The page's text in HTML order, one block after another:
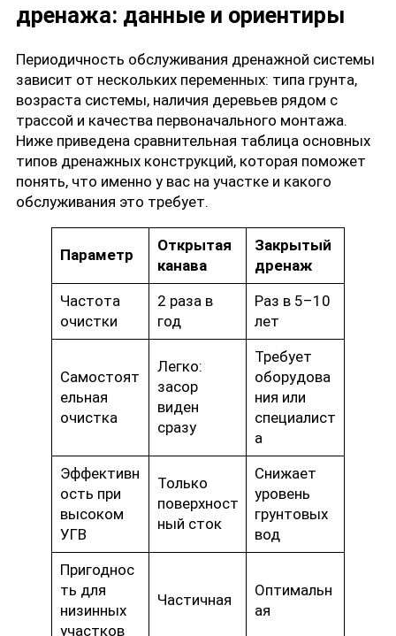
дренажа: данные и ориентиры
Периодичность обслуживания дренажной системы
зависит от нескольких переменных: типа грунта,
возраста системы, наличия деревьев рядом с
трассой и качества первоначального монтажа.
Ниже приведена сравнительная таблица основных
типов дренажных конструкций, которая поможет
понять, что именно у вас на участке и какого
обслуживания это требует.
Параметр
Открытая
канава
Закрытый
дренаж
Частота
очистки
2 раза в
год
Раз в 5–10
лет
Самостоят
ельная
очистка
Легко:
засор
виден
сразу
Требует
оборудова
ния или
специалист
а
Эффективн
ость при
высоком
УГВ
Только
поверхност
ный сток
Снижает
уровень
грунтовых
вод
Пригоднос
ть для
низинных
участков
Частичная
Оптимальн
ая